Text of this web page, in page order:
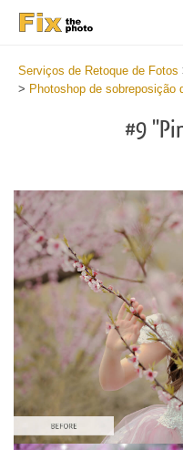
Serviços de Retoque de Fotos
> Photoshop de sobreposição
#9